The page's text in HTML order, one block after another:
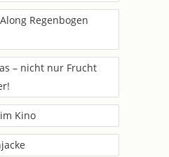
Regenbogen
– nicht nur Frucht
Kino